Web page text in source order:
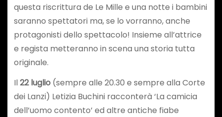
questa riscrittura de Le Mille e una notte i bambini
saranno spettatori ma, se lo vorranno, anche
protagonisti dello spettacolo! Insieme all’attrice
e regista metteranno in scena una storia tutta
originale.
Il22 luglio(sempre alle 20.30 e sempre alla Corte
dei Lanzi) Letizia Buchini racconterà ‘La camicia
dell’uomo contento’ ed altre antiche fiabe